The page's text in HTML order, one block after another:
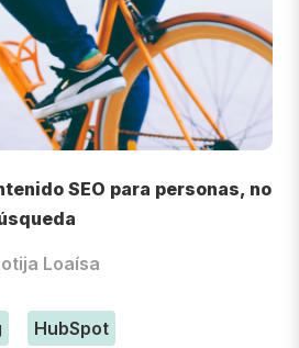
SEO para personas, no
Loaísa
HubSpot